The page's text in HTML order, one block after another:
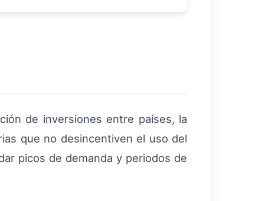
de inversiones entre países, la
que no desincentiven el uso del
picos de demanda y periodos de